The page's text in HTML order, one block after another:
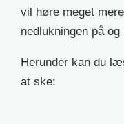
vil høre meget
nedlukningen på
Herunder kan du
at ske: